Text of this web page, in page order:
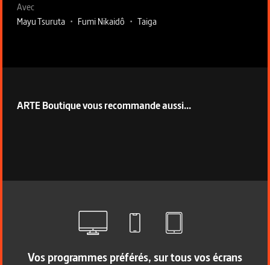
Avec
Mayu Tsuruta • Fumi Nikaidô • Taiga
ARTE Boutique vous recommande aussi...
Vos programmes préférés, sur tous vos écrans